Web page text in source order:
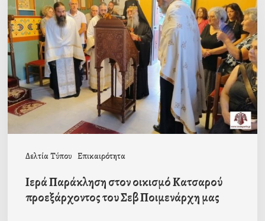
Δελτία Τύπου Επικαιρότητα
στον
οικισμό
Κατσαρού
προεξάρχοντος
του
Σεβ
Ιερά Παράκληση στον οικισμό Κατσαρού
προεξάρχοντος του Σεβ Ποιμενάρχη μας